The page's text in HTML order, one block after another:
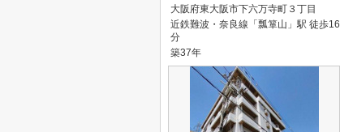
大阪府東大阪市下六万寺町３丁目
近鉄難波・奈良線「瓢箪山」駅 徒歩16
分
築37年